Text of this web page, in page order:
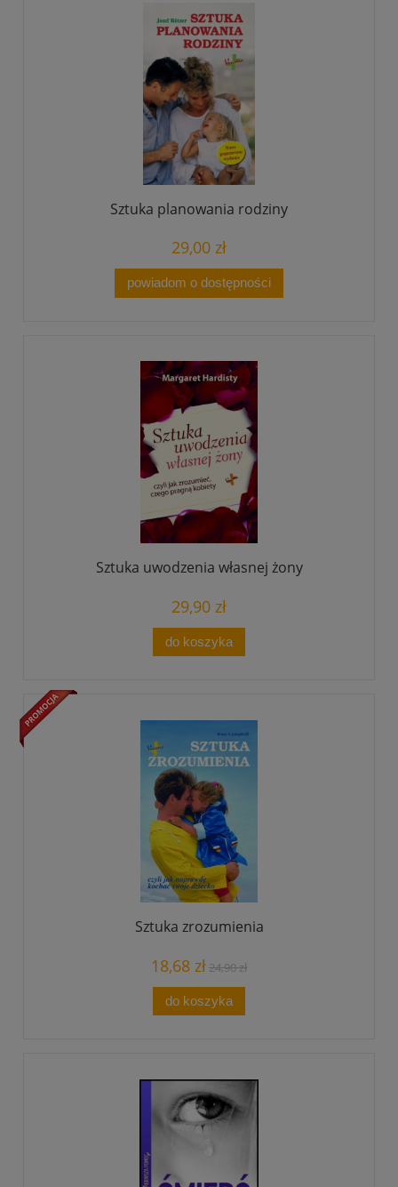
Sztuka planowania rodziny
29,00 zł
powiadom o dostępności
Sztuka uwodzenia własnej żony
29,90 zł
do koszyka
Sztuka zrozumienia
18,68 zł24,90 zł
do koszyka